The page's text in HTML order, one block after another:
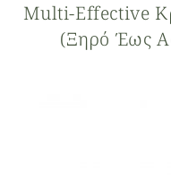
Multi-Effective
(ξηρό Έως